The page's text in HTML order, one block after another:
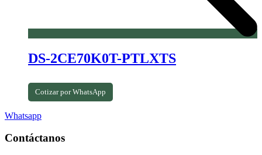
DS-2CE70K0T-PTLXTS
Cotizar por WhatsApp
Whatsapp
Contáctanos